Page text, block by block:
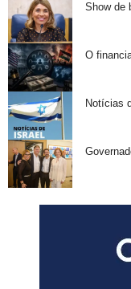
Show de
O
Notícias